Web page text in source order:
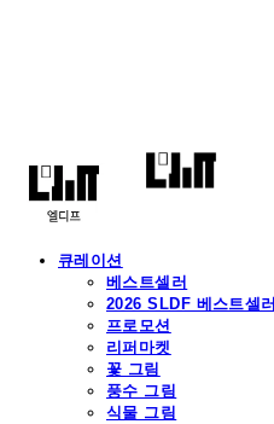
큐레이션
베스트셀러
2026 SLDF 베스트셀러
프로모션
리퍼마켓
꽃 그림
풍수 그림
식물 그림